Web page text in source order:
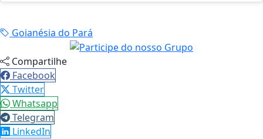
Goianésia do Pará
Compartilhe
Facebook
Twitter
Whatsapp
Telegram
LinkedIn